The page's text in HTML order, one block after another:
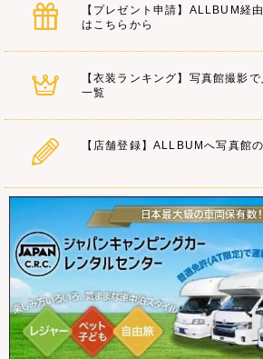
【プレゼント申請】ALLBUM経
はこちらから
【衣装ランキング】写真館撮影
一覧
【店舗登録】ALLBUMへ写真館